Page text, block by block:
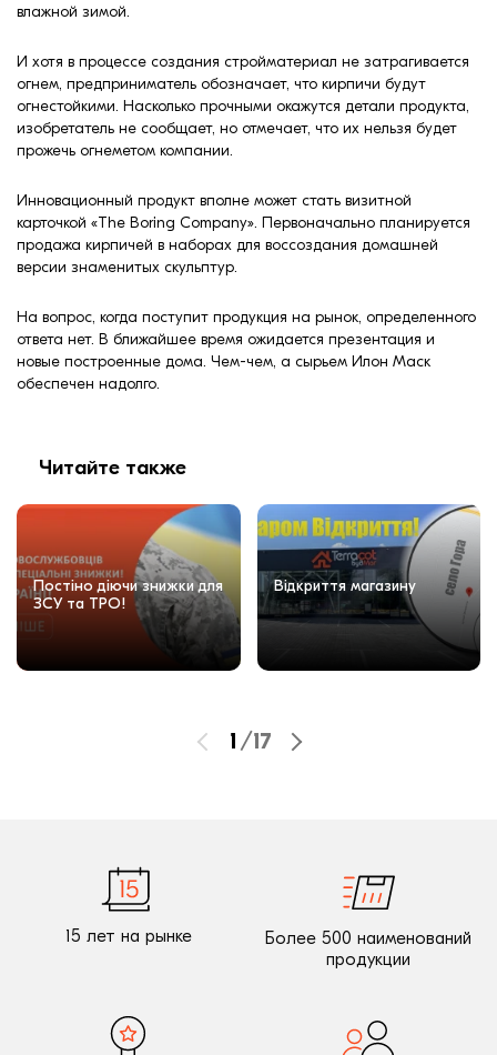
влажной зимой.
И хотя в процессе создания стройматериал не затрагивается
огнем, предприниматель обозначает, что кирпичи будут
огнестойкими. Насколько прочными окажутся детали продукта,
изобретатель не сообщает, но отмечает, что их нельзя будет
прожечь огнеметом компании.
Инновационный продукт вполне может стать визитной
карточкой «The Boring Company». Первоначально планируется
продажа кирпичей в наборах для воссоздания домашней
версии знаменитых скульптур.
На вопрос, когда поступит продукция на рынок, определенного
ответа нет. В ближайшее время ожидается презентация и
новые построенные дома. Чем-чем, а сырьем Илон Маск
обеспечен надолго.
Читайте также
Постіно діючи знижки для
ЗСУ та ТРО!
Відкриття магазину
1 /17
15 лет на рынке
Более 500 наименований
продукции